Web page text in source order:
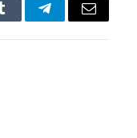
TumblrTelegramEmail